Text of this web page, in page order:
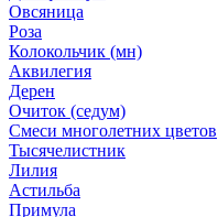
Овсяница
Роза
Колокольчик (мн)
Аквилегия
Дерен
Очиток (седум)
Смеси многолетних цветов
Тысячелистник
Лилия
Астильба
Примула